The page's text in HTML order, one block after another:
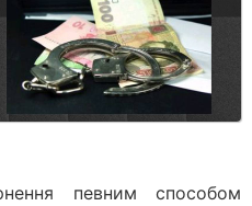
певним способом